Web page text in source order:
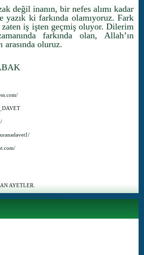
değil inanın, bir nefes alımı kadar
yazık ki farkında olamıyoruz. Fark
iş işten geçmiş oluyor. Dilerim
farkında olan, Allah’ın
arasında oluruz.
AYETLER.